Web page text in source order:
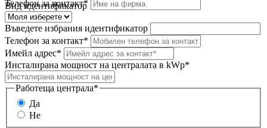
Телефон за контакт*
Вид идентификатор
Въведете избрания идентификатор
Телефон за контакт*
Имейл адрес*
Инсталирана мощност на централата в kWp*
Работеща централа*
Да
Не